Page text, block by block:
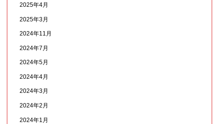
2025年4月
2025年3月
2024年11月
2024年7月
2024年5月
2024年4月
2024年3月
2024年2月
2024年1月